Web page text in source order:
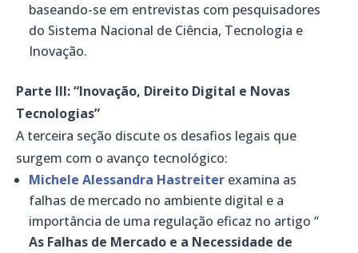
baseando-se em entrevistas com pesquisadores
do Sistema Nacional de Ciência, Tecnologia e
Inovação.
Parte III: “Inovação, Direito Digital e Novas
Tecnologias”
A terceira seção discute os desafios legais que
surgem com o avanço tecnológico:
Michele Alessandra Hastreiter examina as
falhas de mercado no ambiente digital e a
importância de uma regulação eficaz no artigo “
As Falhas de Mercado e a Necessidade de